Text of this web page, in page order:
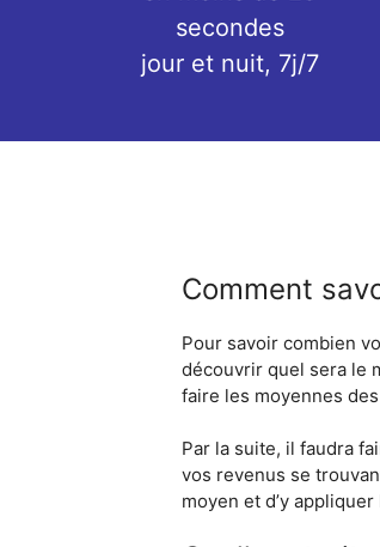
secondes
jour et nuit, 7j/7
Comment
Pour savoir combien
découvrir quel sera le
faire les moyennes
Par la suite, il faudra
vos revenus se
moyen et d’y